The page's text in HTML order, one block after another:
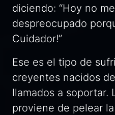
diciendo: “Hoy no
despreocupado
Cuidador!”
Ese es el tipo de
creyentes nacidos
llamados a soportar.
proviene de pelear